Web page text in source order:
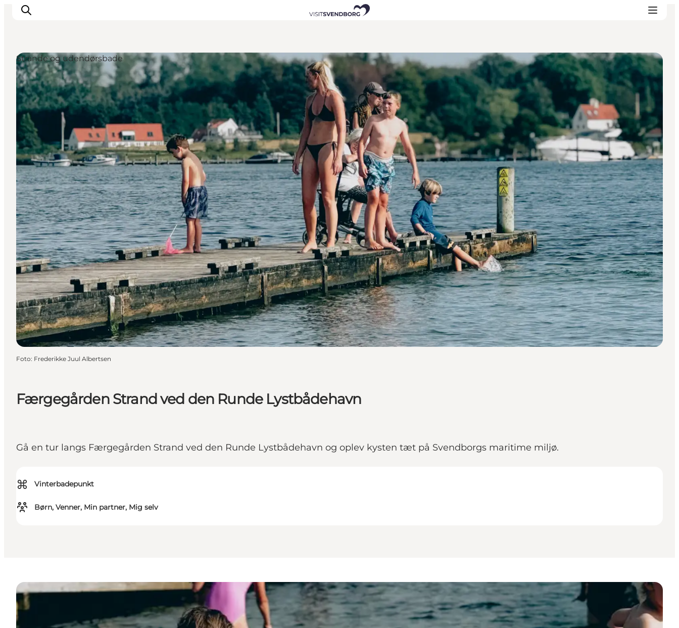
Oplev kultur & natur
Det sker i Svendborg
Spis og drik
handelsbyen Svendborg
Overnatning
Planlæg din tur
Færgegården Strand ved den Runde Lystbådehavn
Gå en tur langs Færgegården Strand ved den Runde Lystbådehavn og oplev kysten tæt på Svendborgs maritime miljø.
⌘ Vinterbadepunkt
Børn, Venner, Min partner, Mig selv
Strande og udendørsbade
Foto: Frederikke Juul Albertsen